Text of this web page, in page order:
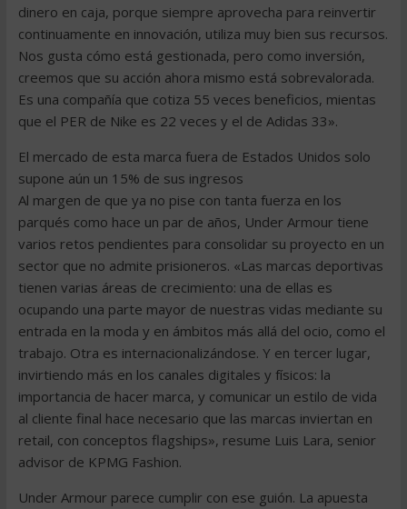
dinero en caja, porque siempre aprovecha para reinvertir
continuamente en innovación, utiliza muy bien sus recursos.
Nos gusta cómo está gestionada, pero como inversión,
creemos que su acción ahora mismo está sobrevalorada.
Es una compañía que cotiza 55 veces beneficios, mientas
que el PER de Nike es 22 veces y el de Adidas 33».
El mercado de esta marca fuera de Estados Unidos solo
supone aún un 15% de sus ingresos
Al margen de que ya no pise con tanta fuerza en los
parqués como hace un par de años, Under Armour tiene
varios retos pendientes para consolidar su proyecto en un
sector que no admite prisioneros. «Las marcas deportivas
tienen varias áreas de crecimiento: una de ellas es
ocupando una parte mayor de nuestras vidas mediante su
entrada en la moda y en ámbitos más allá del ocio, como el
trabajo. Otra es internacionalizándose. Y en tercer lugar,
invirtiendo más en los canales digitales y físicos: la
importancia de hacer marca, y comunicar un estilo de vida
al cliente final hace necesario que las marcas inviertan en
retail, con conceptos flagships», resume Luis Lara, senior
advisor de KPMG Fashion.
Under Armour parece cumplir con ese guión. La apuesta